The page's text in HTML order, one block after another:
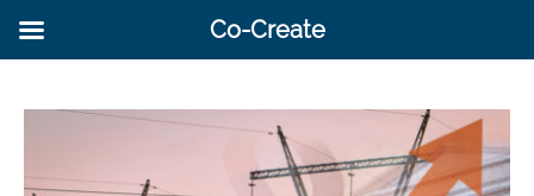
Co-Create